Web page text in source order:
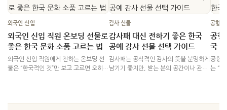
외국인 신입
외국인 신입 직원 온보딩 선물로
좋은 한국 문화 소품 고르는 법
외국인 신입 직원에게 전하는 온보딩 선
물은 “한국적인 것”만 보고 고르면 오히려
게 전할 기념품인지에 따라 적당한 크기
감사 선물
감사패 대신 전하기 좋은 한국
공예 감사 선물 선택 가이드
감사패는 공식적인 감사의 뜻을 분명하게
남기기 좋지만, 받는 분의 공간이나 관계
로 이어질 관계, 실제로 선물을 받는 장면
공항
공항
국
공항
는 “한
쉬움,